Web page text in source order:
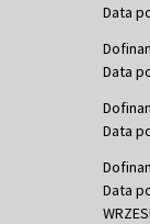
Data
Data
Data
Data